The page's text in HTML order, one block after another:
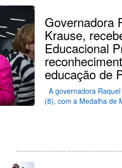
Governadora
Krause,
Educacional
educação de
A governadora
(8), com a Medalha de